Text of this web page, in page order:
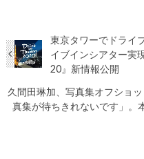
東京タワーでドライ
イブインシアター実
20』新情報公開
久間田琳加、写真集オフショ
真集が待ちきれないです」。